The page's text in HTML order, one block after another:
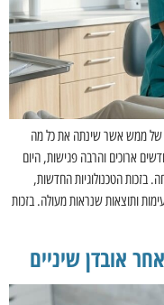
של ממש אשר שינתה את כל מה
ארוכים והרבה פגישות, היום
בזכות הטכנולוגיות החדשות,
ותוצאות שנראות מעולה. בזכות
אובדן שיניים